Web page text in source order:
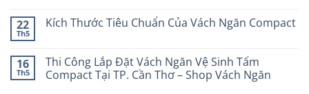
22
Th5
Kích Thước Tiêu Chuẩn Của Vách Ngăn Compact
16
Th5
Thi Công Lắp Đặt Vách Ngăn Vệ Sinh Tấm
Compact Tại TP. Cần Thơ – Shop Vách Ngăn